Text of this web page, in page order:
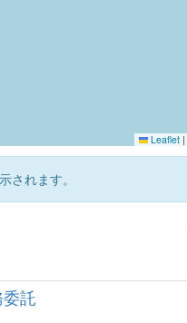
Leaflet |
れます。
託